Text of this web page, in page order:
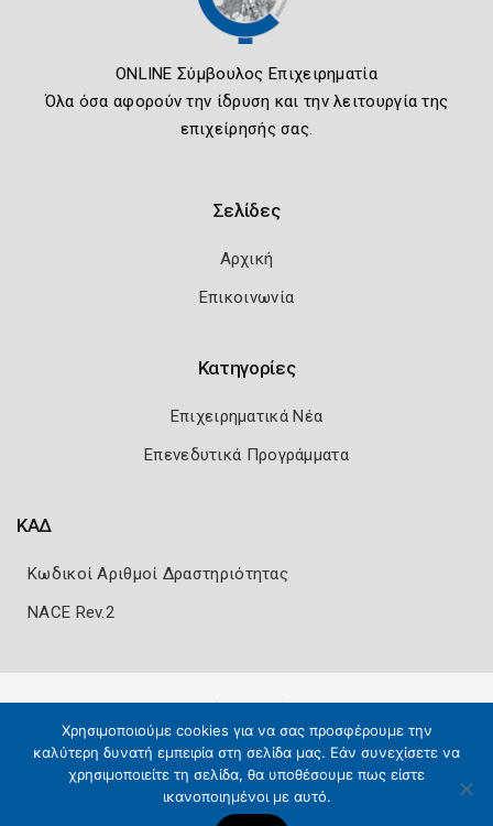
ONLINE Σύμβουλος Επιχειρηματία
Όλα όσα αφορούν την ίδρυση και την λειτουργία της
επιχείρησής σας.
Σελίδες
Αρχική
Επικοινωνία
Κατηγορίες
Επιχειρηματικά Νέα
Επενεδυτικά Προγράμματα
ΚΑΔ
Κωδικοί Αριθμοί Δραστηριότητας
NACE Rev.2
Χρησιμοποιούμε cookies για να σας προσφέρουμε την
καλύτερη δυνατή εμπειρία στη σελίδα μας. Εάν συνεχίσετε να
χρησιμοποιείτε τη σελίδα, θα υποθέσουμε πως είστε
ικανοποιημένοι με αυτό.
Copyright 2026 Knowledge A.E.